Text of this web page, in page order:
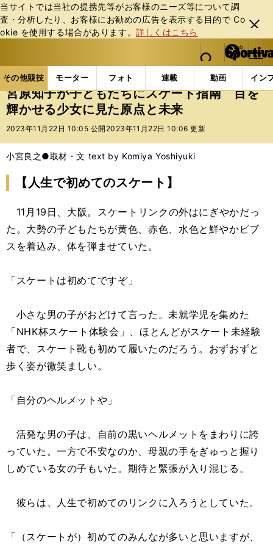
当サイトでは当社の提携先等がお客様のニーズ等について調
査・分析したり、お客様にお勧めの広告を表⽰する⽬的で Co
okie を使⽤する場合があります。詳しくはこちら
閉じ
る
web Sportiva (webスポルティーバ)
検索
マイペ
ー
ジ
メニュ
その他競技 モーター フォト 連載 動画 イン
ス
ポ
ル
バ
その他競技の記事一覧 フィギュア 宮原知子が子ど
宮原知子が子どもたちにスケート指南 目を
輝かせる少女に見た原点と未来
2023年11月22日 10:05 公開 2023年11月22日 10:06 更新
小宮良之●取材・文 text by Komiya Yoshiyuki
【人生で初めてのスケート】
11月19日、大阪。スケートリンクの外はにぎやかだっ
た。大勢の子どもたちが黄色、赤色、水色と鮮やかビブ
スを着込み、体を弾ませていた。
「スケートは初めてですぞ」
小さな男の子がおどけて言った。未就学児を集めた
「NHK杯スケート体験会」、ほとんどがスケート未経験
者で、スケート靴も初めて履いたのだろう。おずおずと
歩く姿が微笑ましい。
「自分のヘルメットや」
活発な男の子は、自前の黒いヘルメットをまわりに誇
っていた。一方で不安なのか、母親の手をぎゅっと握り
しめている女の子もいた。期待と緊張が入り混じる。
彼らは、人生で初めてのリンクに入ろうとしていた。
「（スケートが）初めてのみんなが多いと思いますが、